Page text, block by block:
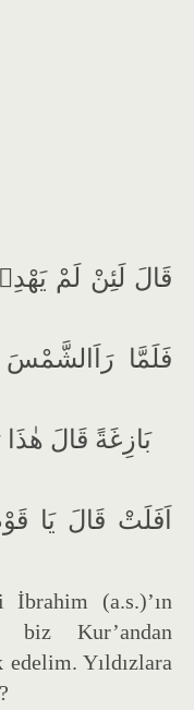
قَالَ لَئِنْ لَمْ
بَازِغَةً قَالَ
اَفَلَتْ قَالَ
(a.s.)’ın
biz Kur’andan
edelim. Yıldızlara